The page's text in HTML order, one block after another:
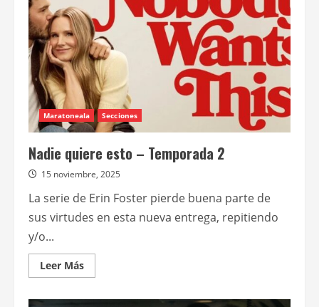
Maratoneala Secciones
Nadie quiere esto – Temporada 2
15 noviembre, 2025
La serie de Erin Foster pierde buena parte de
sus virtudes en esta nueva entrega, repitiendo
y/o...
Leer MásLeer
más